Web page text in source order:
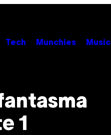
Tech Munchies Music
1